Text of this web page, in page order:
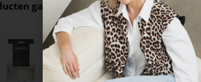
ga je leuk vinden